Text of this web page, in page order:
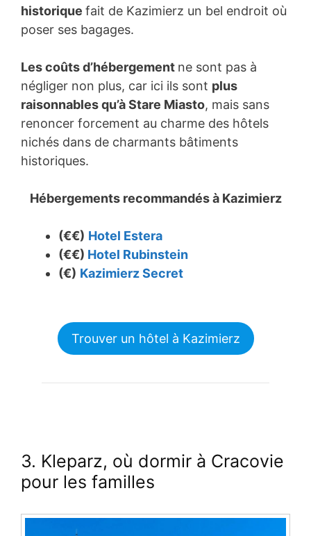
historique fait de Kazimierz un bel endroit où
poser ses bagages.
Les coûts d’hébergement ne sont pas à
négliger non plus, car ici ils sont plus
raisonnables qu’à Stare Miasto, mais sans
renoncer forcement au charme des hôtels
nichés dans de charmants bâtiments
historiques.
Hébergements recommandés à Kazimierz
(€€) Hotel Estera
(€€) Hotel Rubinstein
(€) Kazimierz Secret
Trouver un hôtel à Kazimierz
3. Kleparz, où dormir à Cracovie
pour les familles